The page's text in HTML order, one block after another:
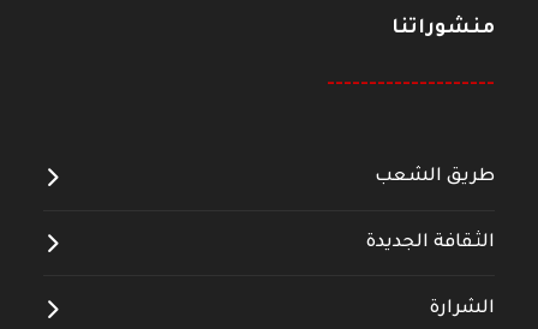
منشوراتنا
--------------------
طريق الشعب
الثقافة الجديدة
الشرارة